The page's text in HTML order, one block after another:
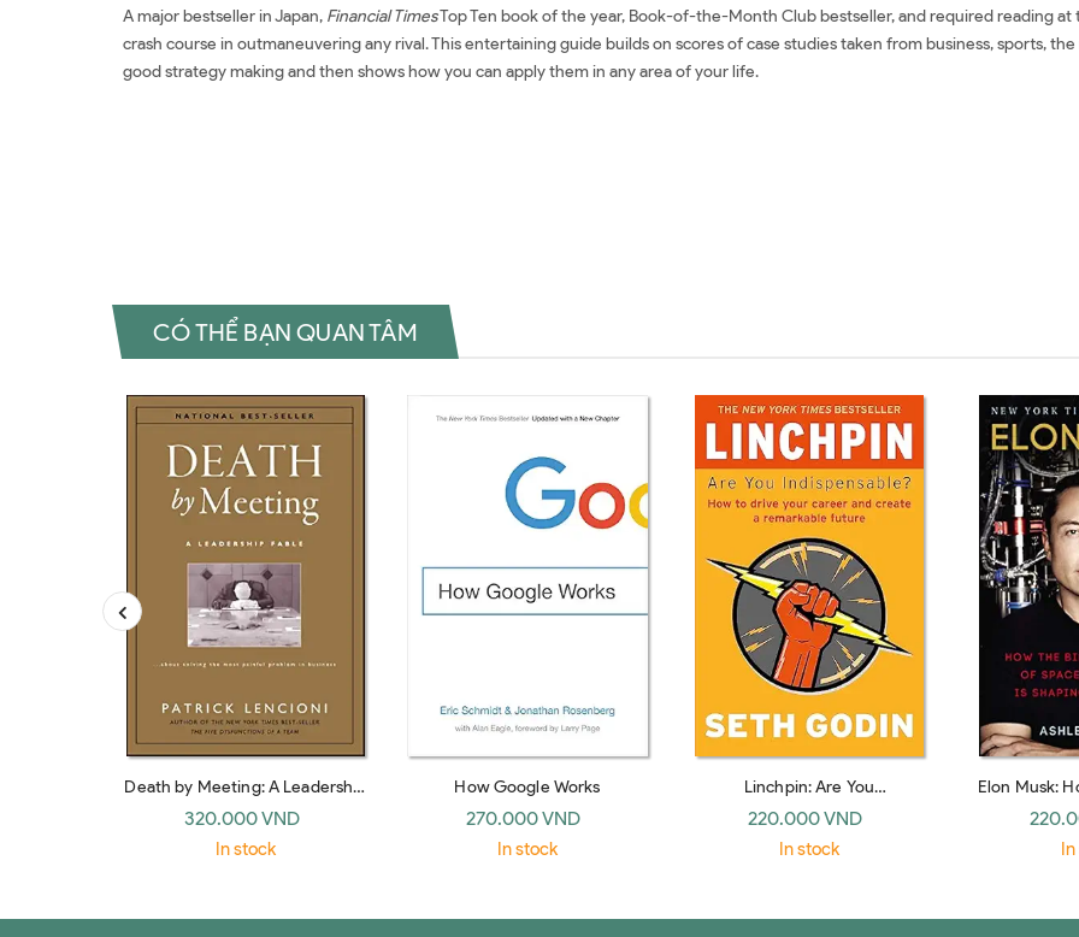
A major bestseller in Japan, Financial TimesTop Ten book of the year, Book-of-the-Month Club bestseller, and required reading at
crash course in outmaneuvering any rival. This entertaining guide builds on scores of case studies taken from business, sports,
good strategy making and then shows how you can apply them in any area of your life.
CÓ THỂ BẠN QUAN TÂM
Death by Meeting: A Leadership
Fable… about Solving the Most
Painful Problem in Business
320.000 VND
In stock
How Google Works
270.000 VND
In stock
Linchpin: Are You
Indispensable? (Piatkus Books)
220.000 VND
In stock
Elon Musk:
CEO of
Shaping